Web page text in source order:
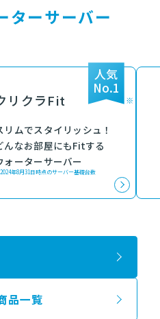
ターサーバー
人気
No.1
※
リクラFit
リムでスタイリッシュ！
んなお部屋にもFitする
ォーターサーバー
年8月31日時点のサーバー基礎台数
品一覧